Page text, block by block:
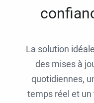
La solution
des mises à
quotidiennes,
temps réel et